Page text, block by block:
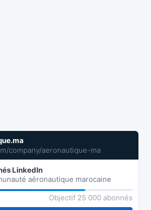
company/aeronautique-ma
LinkedIn
aéronautique marocaine
Objectif 25 000 abonnés